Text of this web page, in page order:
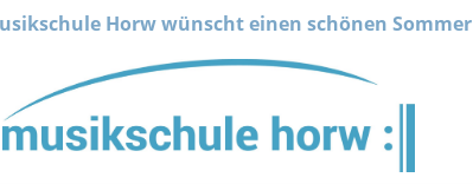
Horw wünscht einen schönen Sommer